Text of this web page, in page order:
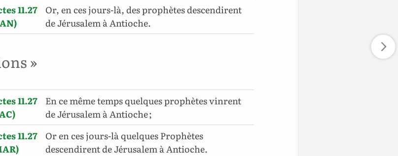
11.27
Or, en ces jours-là, des prophètes descendirent
de Jérusalem à Antioche.
»
11.27
En ce même temps quelques prophètes vinrent
de Jérusalem à Antioche ;
11.27
Or en ces jours-là quelques Prophètes
descendirent de Jérusalem à Antioche.